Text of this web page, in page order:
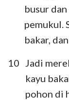
busur
pemukul.
bakar,
10
Jadi
kayu
pohon di